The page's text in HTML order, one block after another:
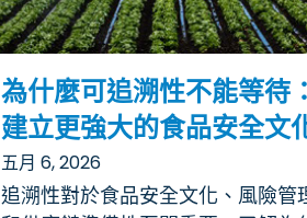
為什麼可追溯性不能等待：
建立更強大的食品安全文
五月 6, 2026
追溯性對於食品安全文化、風險管